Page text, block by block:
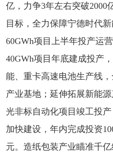
亿，力争3年左右突破2000
目标，全力保障宁德时代
60GWh项目上半年投产运
40GWh项目年底建成投产
能、重卡高速电池生产线
产业基地；延伸拓展新能
光非标自动化项目竣工投
加快建设，年内完成投资
元。造纸包装产业瞄准千